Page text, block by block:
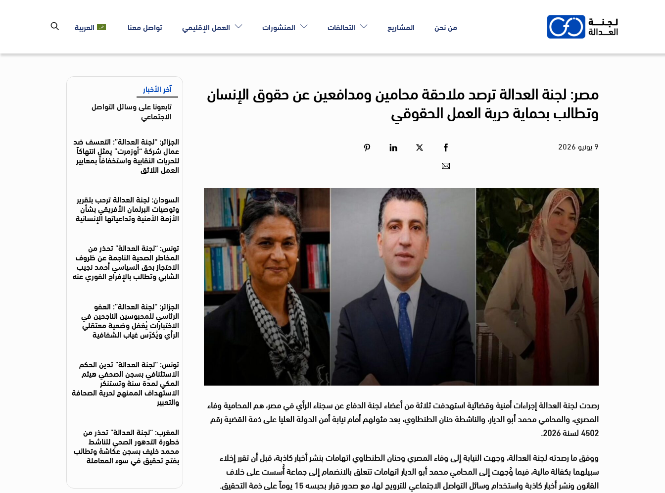
من نحن المشاريع التحالفات المنشورات العمل الإقليمي تواصل معنا العربية
مصر: لجنة العدالة ترصد ملاحقة محامين ومدافعين عن حقوق الإنسان
وتطالب بحماية حرية العمل الحقوقي
9يونيو 2026
رصدت لجنة العدالة إجراءات أمنية وقضائية استهدفت ثلاثة من أعضاء لجنة الدفاع عن سجناء الرأي في مصر، هم المحامية وفاء
المصري، والمحامي محمد أبو الديار، والناشطة حنان الطنطاوي، بعد مثولهم أمام نيابة أمن الدولة العليا على ذمة القضية رقم
4502 لسنة 2026.
ووفق ما رصدته لجنة العدالة، وجهت النيابة إلى وفاء المصري وحنان الطنطاوي اتهامات بنشر أخبار كاذبة، قبل أن تقرر إخلاء
سبيلهما بكفالة مالية، فيما وُجهت إلى المحامي محمد أبو الديار اتهامات تتعلق بالانضمام إلى جماعة أُسست على خلاف
القانون ونشر أخبار كاذبة واستخدام وسائل التواصل الاجتماعي للترويج لها، مع صدور قرار بحبسه 15 يوماً على ذمة التحقيق
.
آخر الأخبار
تابعونا على وسائل التواصل
الاجتماعي
الجزائر: “لجنة العدالة”: التعسف ضد
عمال شركة “أوزمرت” يمثل انتهاكاً
للحريات النقابية واستخفافاً بمعايير
العمل اللائق
السودان: لجنة العدالة ترحب بتقرير
وتوصيات البرلمان الأفريقي بشأن
الأزمة الأمنية وتداعياتها الإنسانية
تونس: “لجنة العدالة” تحذر من
المخاطر الصحية الناجمة عن ظروف
الاحتجاز بحق السياسي أحمد نجيب
الشابي وتطالب بالإفراج الفوري عنه
الجزائر: “لجنة العدالة”: العفو
الرئاسي للمحبوسين الناجحين في
الاختبارات يُغفل وضعية معتقلي
الرأي ويُكرّس غياب الشفافية
تونس: “لجنة العدالة” تدين الحكم
الاستئنافي بسجن الصحفي هيثم
المكي لمدة سنة وتستنكر
الاستهداف الممنهج لحرية الصحافة
والتعبير
المغرب: “لجنة العدالة” تحذر من
خطورة التدهور الصحي للناشط
محمد خليف بسجن عكاشة وتطالب
بفتح تحقيق في سوء المعاملة